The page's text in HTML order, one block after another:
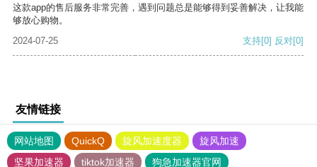
这款app的售后服务非常完善，遇到问题总是能够得到妥善解决，让我能
够放心购物。
2024-07-25
支持[0] 反对[0]
友情链接
网站地图 QuickQ 旋风加速度器
旋风加速
坚果加速器
tiktok加速器
狗急加速器官网